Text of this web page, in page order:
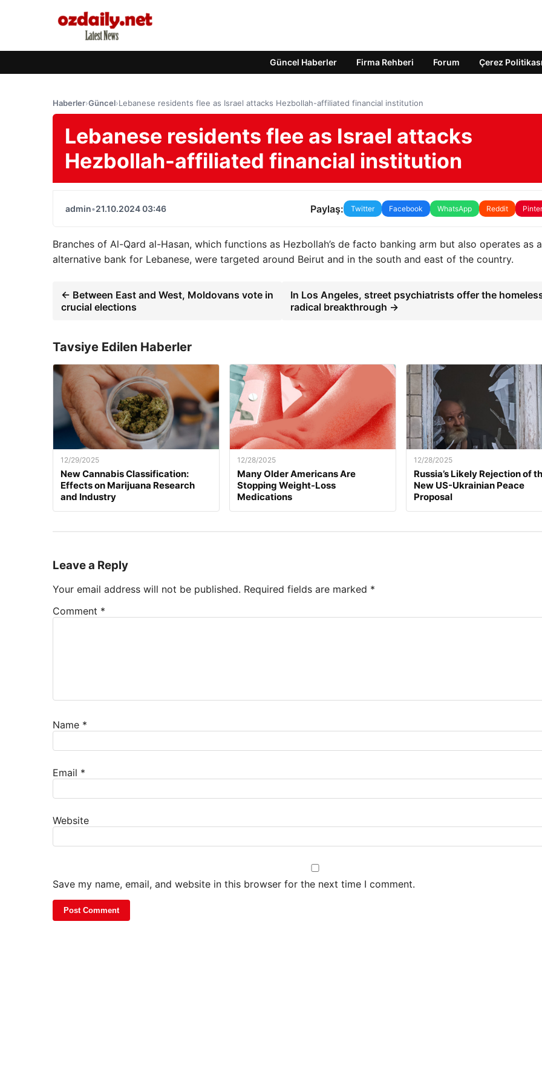
Güncel Haberler Firma Rehberi Forum Çerez Politikası
Haberler›Güncel›Lebanese residents flee as Israel attacks Hezbollah-affiliated financial institution
Lebanese residents flee as Israel attacks
Hezbollah-affiliated financial institution
admin•21.10.2024 03:46 Paylaş: Twitter Facebook WhatsApp Reddit
Branches of Al-Qard al-Hasan, which functions as Hezbollah’s de facto banking arm but also operates as
alternative bank for Lebanese, were targeted around Beirut and in the south and east of the country.
← Between East and West, Moldovans vote in
crucial elections
In Los Angeles, street psychiatrists offer the
radical breakthrough →
Tavsiye Edilen Haberler
12/29/2025
New Cannabis Classification:
Effects on Marijuana Research
and Industry
12/28/2025
Many Older Americans Are
Stopping Weight-Loss
Medications
12/28/2025
Russia’s Likely Rejection of
New US-Ukrainian Peace
Proposal
Leave a Reply
Your email address will not be published. Required fields are marked *
Comment *
Name *
Email *
Website
Save my name, email, and website in this browser for the next time I comment.